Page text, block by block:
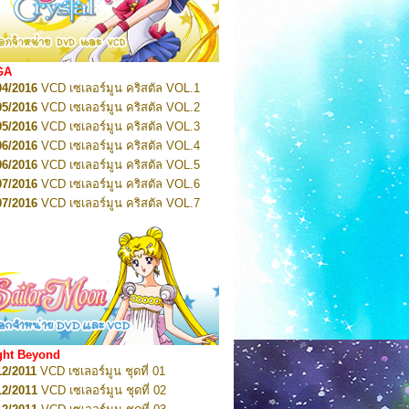
Pretty Guardian Sailor Moon Eternal
1
Pretty Guardian Sailor Moon Eternal
2
Pretty Guardian Sailor Moon Eternal
3
Pretty Guardian Sailor Moon Eternal
4
Pretty Guardian Sailor Moon Eternal
5
Pretty Guardian Sailor Moon Eternal
6
Pretty Guardian Sailor Moon Eternal
7
Pretty Guardian Sailor Moon Eternal
Pretty Guardian Sailor Moon Eternal
Pretty Guardian Sailor Moon Eternal
10
2026Code Name: Sailor V 1
2026Code Name: Sailor V 2
2016 VCD เซเลอร์มูน คริสตัล VOL.1
2016 VCD เซเลอร์มูน คริสตัล VOL.2
2016 VCD เซเลอร์มูน คริสตัล VOL.3
2016 VCD เซเลอร์มูน คริสตัล VOL.4
2016 VCD เซเลอร์มูน คริสตัล VOL.5
2016 VCD เซเลอร์มูน คริสตัล VOL.6
2016 VCD เซเลอร์มูน คริสตัล VOL.7
VCD เซเลอร์มูน คริสตัล VOL.9
VCD เซเลอร์มูน คริสตัล VOL.10
2016
VCD เซเลอร์มูน คริสตัล VOL.11
2016VCD เซเลอร์มูน คริสตัล VOL.12
2016VCD เซเลอร์มูน คริสตัล VOL.13
2016 DVD เซเลอร์มูน คริสตัล VOL.1
2016DVD เซเลอร์มูน คริสตัล VOL.2
2016 DVD เซเลอร์มูน คริสตัล VOL.3
2016 DVD เซเลอร์มูน คริสตัล VOL.4
Beyond
2011 VCD เซเลอร์มูน ชุดที่ 01
2011 VCD เซเลอร์มูน ชุดที่ 02